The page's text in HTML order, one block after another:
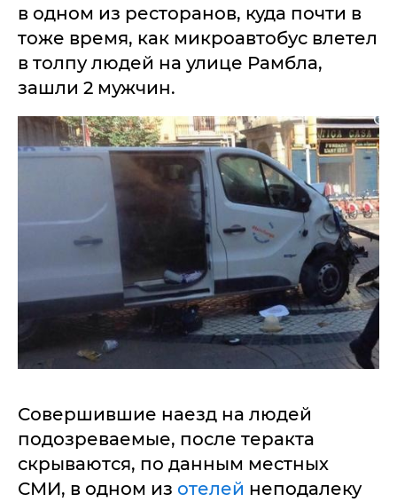
в одном из ресторанов, куда почти в
тоже время, как микроавтобус влетел
в толпу людей на улице Рамбла,
зашли 2 мужчин.
Совершившие наезд на людей
подозреваемые, после теракта
скрываются, по данным местных
СМИ, в одном из отелей неподалеку